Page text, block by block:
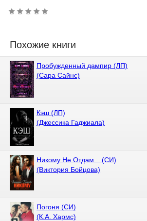
Похожие книги
Пробужденный дампир (ЛП)
(Сара Сайнс)
Кэш (ЛП)
(Джессика Гаджиала)
Никому Не Отдам... (СИ)
(Виктория Бойцова)
Погоня (СИ)
(К.А. Хармс)